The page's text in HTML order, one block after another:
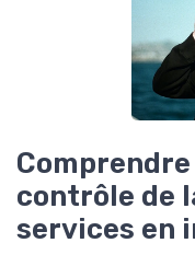
contrôle de
services en